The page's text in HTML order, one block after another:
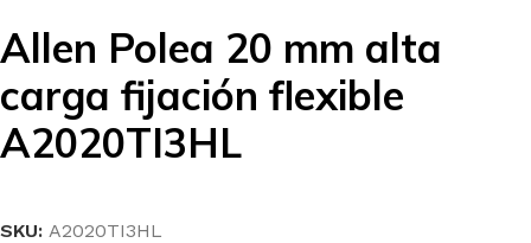
Allen Polea 20 mm alta
carga fijación flexible
A2020TI3HL
SKU: A2020TI3HL